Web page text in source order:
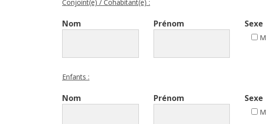
Conjoint(e) / Cohabitant(e) :
Nom Prénom Sexe
M
Enfants :
Nom Prénom Sexe
M